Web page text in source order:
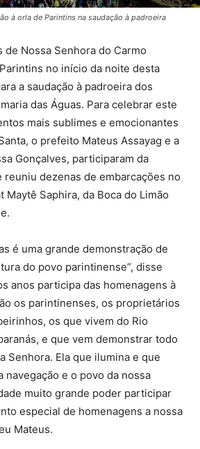
à orla de Parintins na saudação à padroeira
Nossa Senhora do Carmo
no início da noite desta
a saudação à padroeira dos
das Águas. Para celebrar este
mais sublimes e emocionantes
o prefeito Mateus Assayag e a
Gonçalves, participaram da
reuniu dezenas de embarcações no
Saphira, da Boca do Limão
é uma grande demonstração de
do povo parintinense”, disse
anos participa das homenagens à
os parintinenses, os proprietários
os que vivem do Rio
e que vem demonstrar todo
Senhora. Ela que ilumina e que
navegação e o povo da nossa
muito grande poder participar
especial de homenagens a nossa
Mateus.